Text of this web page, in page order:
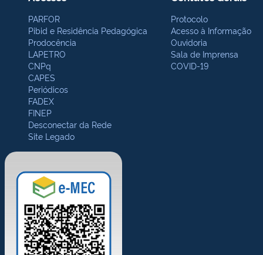
PARFOR
Pibid e Residência Pedagógica
Prodocência
LAPETRO
CNPq
CAPES
Periódicos
FADEX
FINEP
Desconectar da Rede
Site Legado
Protocolo
Acesso à Informação
Ouvidoria
Sala de Imprensa
COVID-19